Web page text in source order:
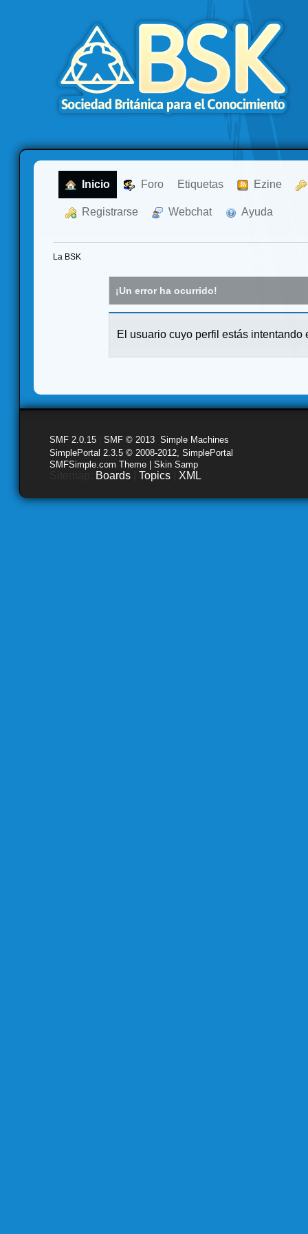
Inicio Foro Etiquetas Ezine
Registrarse Webchat Ayuda
La BSK
¡Un error ha ocurrido!
El usuario cuyo perfil estás intentando
SMF 2.0.15 SMF © 2013 Simple Machines
SimplePortal 2.3.5 © 2008-2012, SimplePortal
SMFSimple.com Theme | Skin Samp
Boards Topics XML